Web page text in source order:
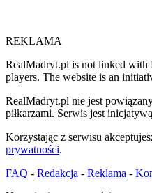
REKLAMA
RealMadryt.pl is not linked with
players. The website is an
RealMadryt.pl nie jest
piłkarzami. Serwis jest
Korzystając z serwisu
prywatności.
FAQ - Redakcja - Reklama -